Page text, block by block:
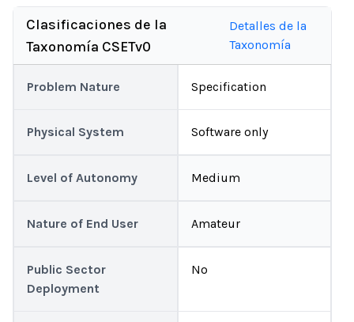
Clasificaciones de la
Taxonomía CSETv0
Detalles de la
Taxonomía
Problem Nature Specification
Physical System Software only
Level of Autonomy Medium
Nature of End User Amateur
Public Sector
Deployment
No